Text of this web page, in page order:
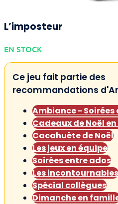
L’imposteur
EN STOCK
Ce jeu fait partie des
recommandations
Ambiance - Soirées
Cadeaux de Noël
Cacahuète de Noël
Les jeux en équipe
Soirées entre ados
Les incontournables
Spécial collègues
Dimanche en